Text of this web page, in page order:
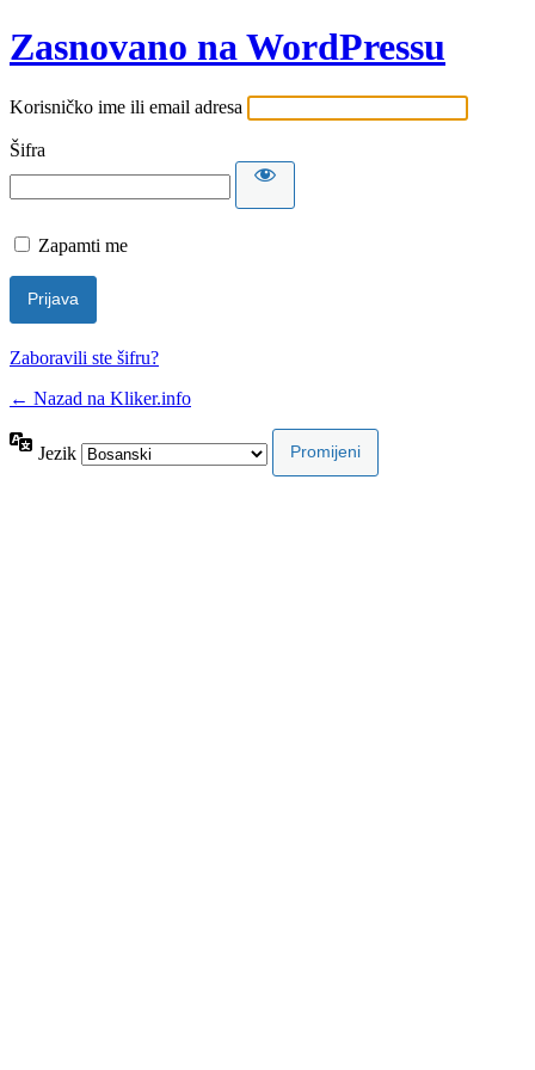
Zasnovano na WordPressu
Korisničko ime ili email adresa
Šifra
Zapamti me
Zaboravili ste šifru?
← Nazad na Kliker.info
Jezik